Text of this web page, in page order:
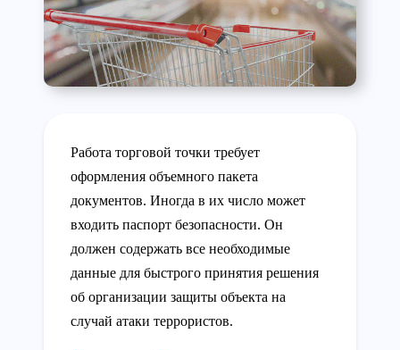
Работа торговой точки требует
оформления объемного пакета
документов. Иногда в их число может
входить паспорт безопасности. Он
должен содержать все необходимые
данные для быстрого принятия решения
об организации защиты объекта на
случай атаки террористов.